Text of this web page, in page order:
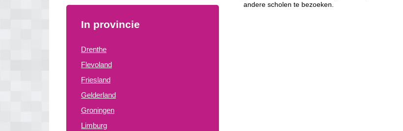
In provincie
Drenthe
Flevoland
Friesland
Gelderland
Groningen
Limburg
andere scholen te bezoeken.